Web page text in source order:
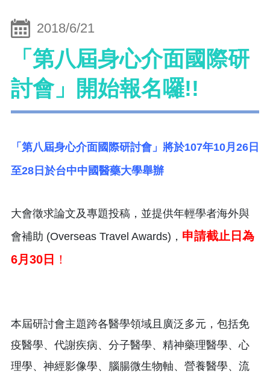
2018/6/21
「第八屆身心介面國際研
討會」開始報名囉!!
「第八屆身心介面國際研討會」將於107年10月26日
至28日於台中中國醫藥大學舉辦
大會徵求論文及專題投稿，並提供年輕學者海外與
會補助 (Overseas Travel Awards)， 申請截止日為
6月30日 ！
本屆研討會主題跨各醫學領域且廣泛多元，包括免
疫醫學、代謝疾病、分子醫學、精神藥理醫學、心
理學、神經影像學、腦腸微生物軸、營養醫學、流